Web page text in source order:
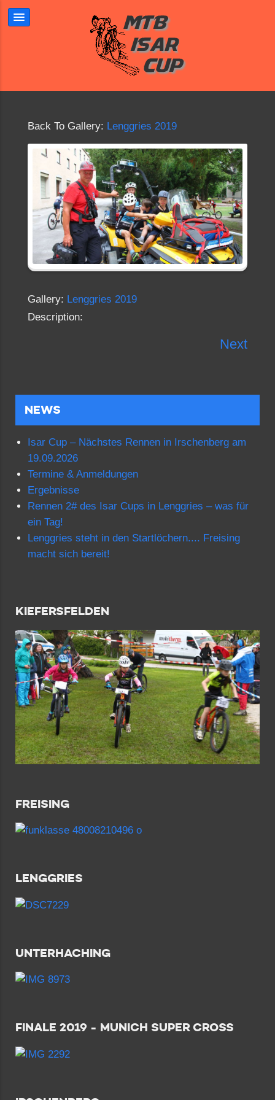
Back To Gallery: Lenggries 2019
Gallery: Lenggries 2019
Description:
Next
NEWS
Isar Cup – Nächstes Rennen in Irschenberg am
19.09.2026
Termine & Anmeldungen
Ergebnisse
Rennen 2# des Isar Cups in Lenggries – was für
ein Tag!
Lenggries steht in den Startlöchern.... Freising
macht sich bereit!
KIEFERSFELDEN
FREISING
LENGGRIES
UNTERHACHING
FINALE 2019 - MUNICH SUPER CROSS